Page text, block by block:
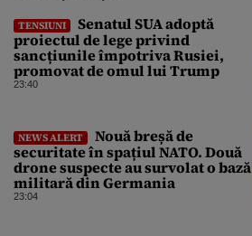
TENSIUNI
Senatul SUA adoptă
proiectul de lege privind
sancțiunile împotriva Rusiei,
promovat de omul lui Trump
23:40
NEWS ALERT
Nouă breșă de
securitate în spațiul NATO. Două
drone suspecte au survolat o bază
militară din Germania
23:04